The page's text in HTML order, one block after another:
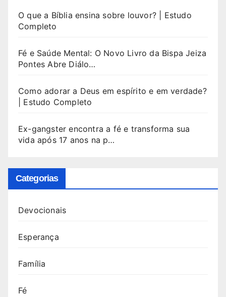
O que a Bíblia ensina sobre louvor? | Estudo
Completo
Fé e Saúde Mental: O Novo Livro da Bispa Jeiza
Pontes Abre Diálo…
Como adorar a Deus em espírito e em verdade?
| Estudo Completo
Ex-gangster encontra a fé e transforma sua
vida após 17 anos na p…
Categorias
Devocionais
Esperança
Família
Fé